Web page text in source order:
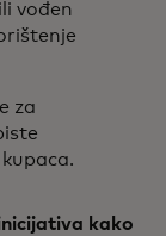
vođen
za
kako